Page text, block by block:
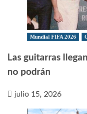
Mundial FIFA 2026
Las guitarras
no podrán
julio 15, 2026